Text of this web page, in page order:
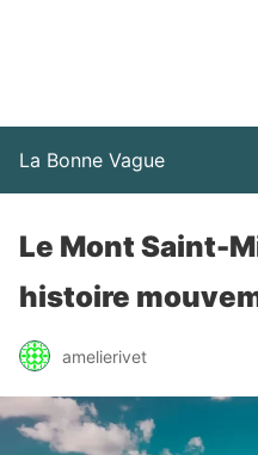
La Bonne Vague
Le Mont Saint-
histoire
amelierivet